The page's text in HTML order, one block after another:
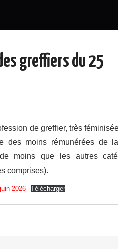
greffiers du 25
de greffier, très
des moins rémunérées de
moins que les autres
comprises).
2026 Télécharger